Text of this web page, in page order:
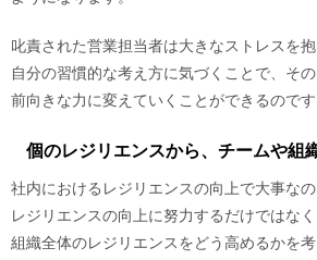
叱責された営業担当者は大きなストレスを抱
自分の習慣的な考え方に気づくことで、その
前向きな力に変えていくことができるのです
個のレジリエンスから、チームや組
社内におけるレジリエンスの向上で大事な
レジリエンスの向上に努力するだけではな
組織全体のレジリエンスをどう高めるかを